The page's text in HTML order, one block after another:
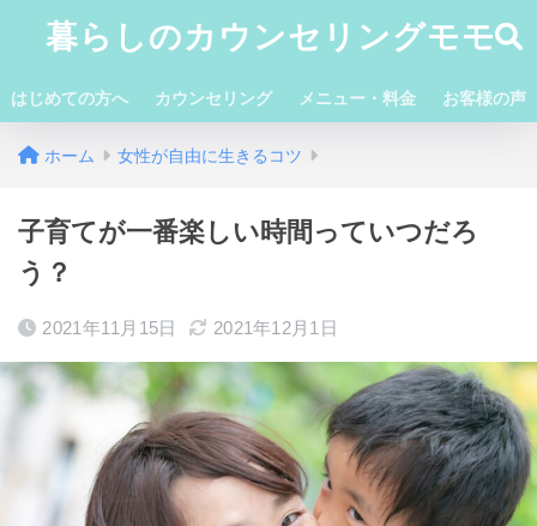
暮らしのカウンセリングモモ
はじめての方へ カウンセリング メニュー・料金 お客様の声
ホーム 女性が自由に生きるコツ
子育てが一番楽しい時間っていつだろ
う？
2021年11月15日 2021年12月1日